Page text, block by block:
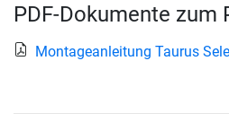
PDF-Dokumente zum
Montageanleitung Taurus